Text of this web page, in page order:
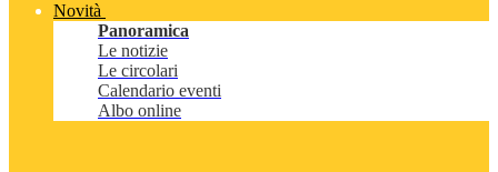
Novità
Panoramica
Le notizie
Le circolari
Calendario eventi
Albo online